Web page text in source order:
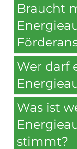
Braucht
Wer darf
Was ist
stimmt?